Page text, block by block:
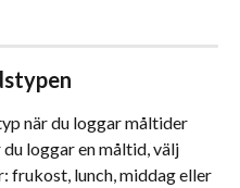
när du loggar måltider
loggar en måltid, välj
frukost, lunch, middag eller